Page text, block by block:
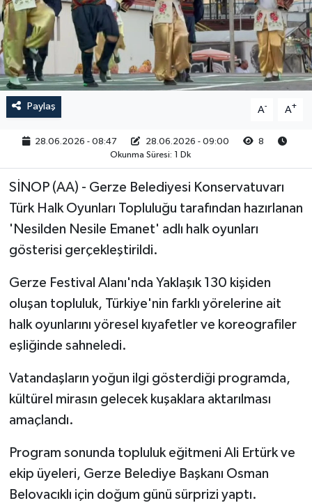
Paylaş A- A+
28.06.2026 - 08:47 28.06.2026 - 09:00
8
Okunma Süresi: 1 Dk
SİNOP (AA) - Gerze Belediyesi Konservatuvarı
Türk Halk Oyunları Topluluğu tarafından hazırlanan
'Nesilden Nesile Emanet' adlı halk oyunları
gösterisi gerçekleştirildi.
Gerze Festival Alanı'nda Yaklaşık 130 kişiden
oluşan topluluk, Türkiye'nin farklı yörelerine ait
halk oyunlarını yöresel kıyafetler ve koreografiler
eşliğinde sahneledi.
Vatandaşların yoğun ilgi gösterdiği programda,
kültürel mirasın gelecek kuşaklara aktarılması
amaçlandı.
Program sonunda topluluk eğitmeni Ali Ertürk ve
ekip üyeleri, Gerze Belediye Başkanı Osman
Belovacıklı için doğum günü sürprizi yaptı.
RESMİ İLAN